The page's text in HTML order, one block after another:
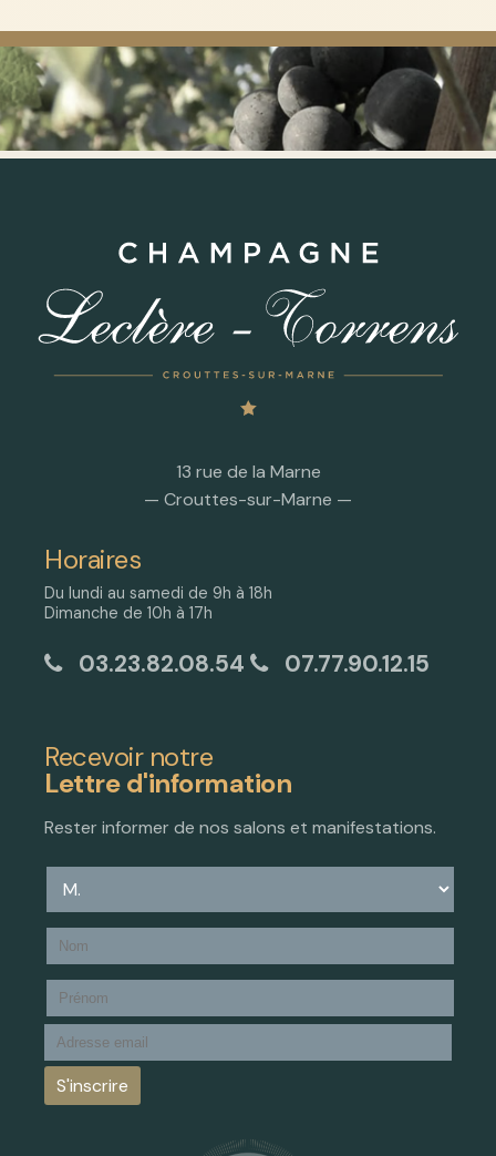
13 rue de la Marne
— Crouttes-sur-Marne —
Horaires
Du lundi au samedi de 9h à 18h
Dimanche de 10h à 17h
03.23.82.08.54 07.77.90.12.15
Recevoir notre
Lettre d'information
Rester informer de nos salons et manifestations.